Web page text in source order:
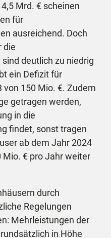
Mrd. € scheinen
für
ausreichend. Doch
die
deutlich zu niedrig
ein Defizit für
von 150 Mio. €. Zudem
getragen werden,
in die
findet, sonst tragen
ab dem Jahr 2024
€ pro Jahr weiter
durch
Regelungen
Mehrleistungen der
in Höhe